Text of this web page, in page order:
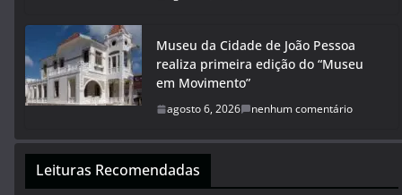
Museu da Cidade de João Pessoa
realiza primeira edição do “Museu
em Movimento”
agosto 6, 2026 nenhum comentário
Leituras Recomendadas